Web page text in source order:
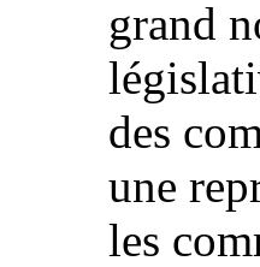
grand
des
une
les